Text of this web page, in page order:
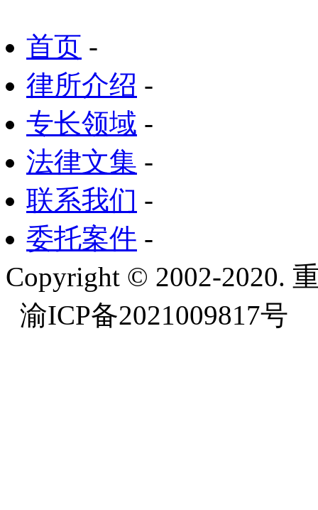
首页 -
律所介绍 -
专长领域 -
法律文集 -
联系我们 -
委托案件 -
Copyright © 2002-2020.
渝ICP备2021009817号